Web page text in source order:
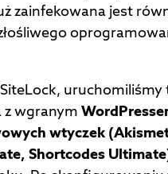
zainfekowana jest
z wgranym
wtyczek
Shortcodes